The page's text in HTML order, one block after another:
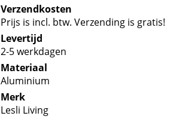
Verzendkosten
Prijs is incl. btw. Verzending is gratis!
Levertijd
2-5 werkdagen
Materiaal
Aluminium
Merk
Lesli Living